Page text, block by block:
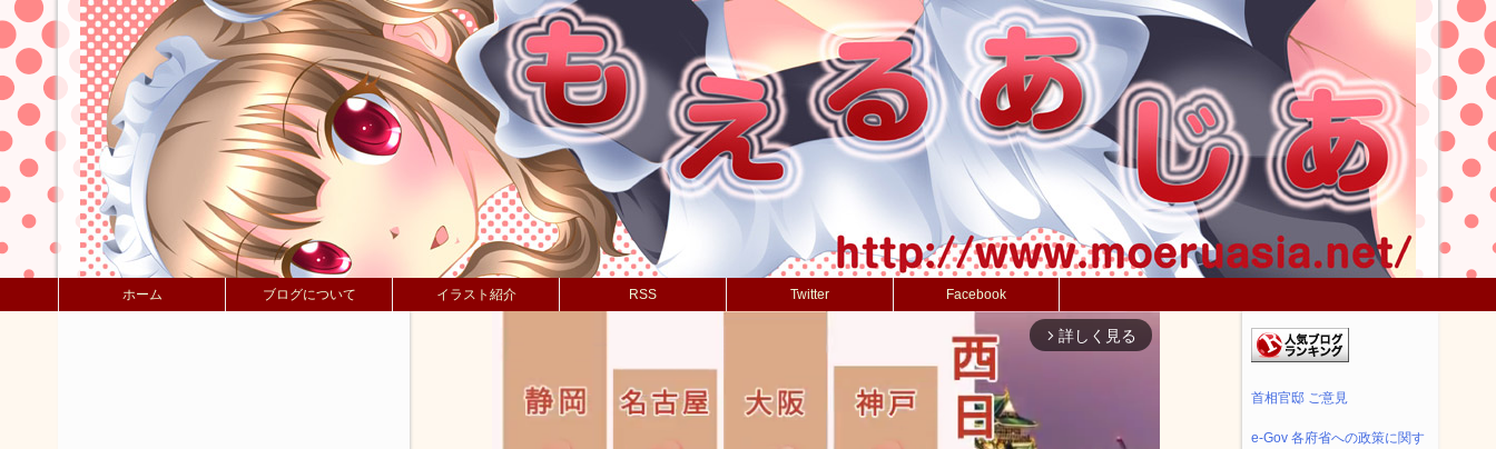
ホーム ブログについて イラスト紹介 RSS Twitter Facebook
arrow_forward_ios 詳しく見る
首相官邸 ご意見
e-Gov 各府省への政策に関す